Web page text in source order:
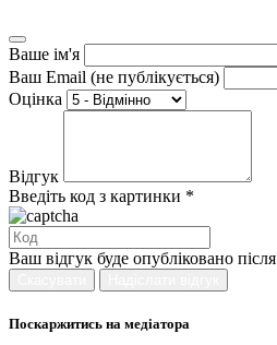
Ваше ім'я
Ваш Email (не публікується)
Оцінка
Відгук
Введіть код з картинки *
Ваш відгук буде опубліковано
Поскаржитись на медіатора